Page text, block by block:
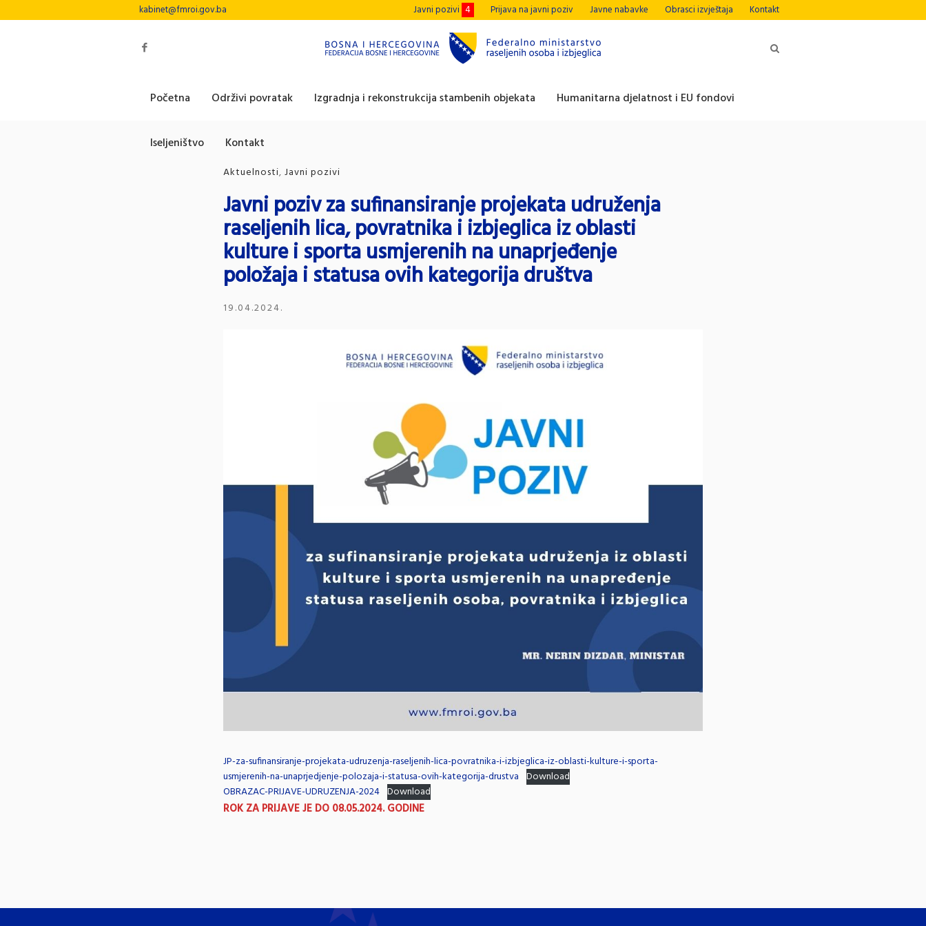
Javni pozivi 4 Prijava na javni poziv Javne nabavke Obrasci izvještaja Kontakt
kabinet@fmroi.gov.ba
Početna Održivi povratak Izgradnja i rekonstrukcija stambenih objekata Humanitarna djelatnost i EU fondovi
Iseljeništvo Kontakt
Aktuelnosti,Javni pozivi
Javni poziv za sufinansiranje projekata udruženja
raseljenih lica, povratnika i izbjeglica iz oblasti
kulture i sporta usmjerenih na unaprjeđenje
položaja i statusa ovih kategorija društva
19.04.2024.
JP-za-sufinansiranje-projekata-udruzenja-raseljenih-lica-povratnika-i-izbjeglica-iz-oblasti-kulture-i-sporta-
usmjerenih-na-unaprjedjenje-polozaja-i-statusa-ovih-kategorija-drustva Download
OBRAZAC-PRIJAVE-UDRUZENJA-2024 Download
ROK ZA PRIJAVE JE DO 08.05.2024. GODINE